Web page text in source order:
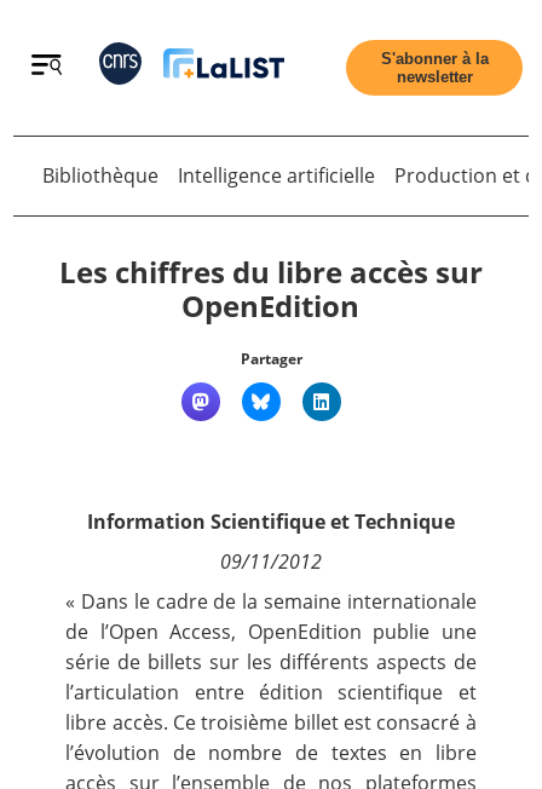
Retour
Nous suivre
S'abonner à la
newsletter
Bibliothèque Intelligence artificielle Production et
Les chiffres du libre accès sur
OpenEdition
Partager
Information Scientifique et Technique
09/11/2012
« Dans le cadre de la semaine internationale
de l’Open Access, OpenEdition publie une
série de billets sur les différents aspects de
l’articulation entre édition scientifique et
libre accès. Ce troisième billet est consacré à
l’évolution de nombre de textes en libre
accès sur l’ensemble de nos plateformes